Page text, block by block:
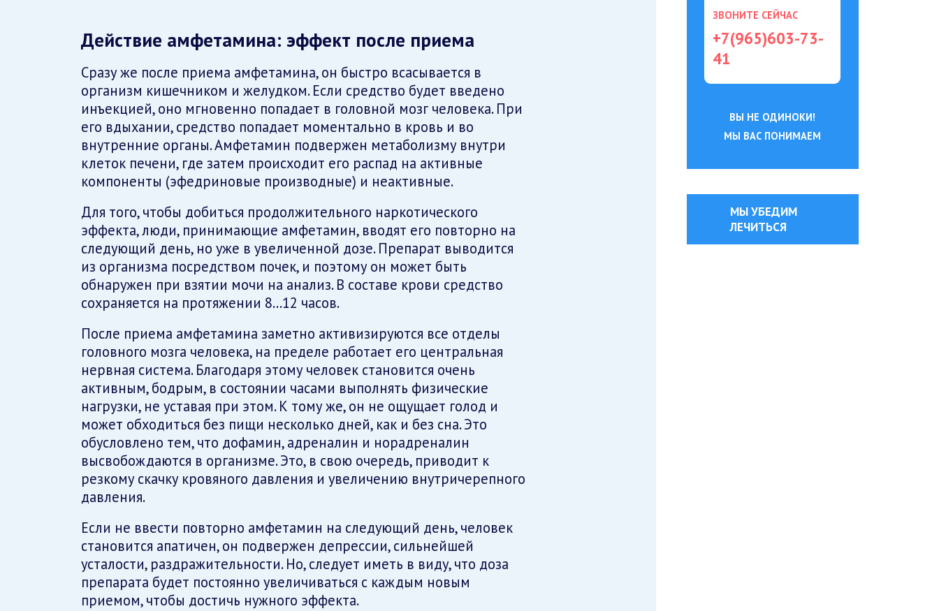
Действие амфетамина: эффект после приема
Сразу же после приема амфетамина, он быстро всасывается в
организм кишечником и желудком. Если средство будет введено
инъекцией, оно мгновенно попадает в головной мозг человека. При
его вдыхании, средство попадает моментально в кровь и во
внутренние органы. Амфетамин подвержен метаболизму внутри
клеток печени, где затем происходит его распад на активные
компоненты (эфедриновые производные) и неактивные.
Для того, чтобы добиться продолжительного наркотического
эффекта, люди, принимающие амфетамин, вводят его повторно на
следующий день, но уже в увеличенной дозе. Препарат выводится
из организма посредством почек, и поэтому он может быть
обнаружен при взятии мочи на анализ. В составе крови средство
сохраняется на протяжении 8…12 часов.
После приема амфетамина заметно активизируются все отделы
головного мозга человека, на пределе работает его центральная
нервная система. Благодаря этому человек становится очень
активным, бодрым, в состоянии часами выполнять физические
нагрузки, не уставая при этом. К тому же, он не ощущает голод и
может обходиться без пищи несколько дней, как и без сна. Это
обусловлено тем, что дофамин, адреналин и норадреналин
высвобождаются в организме. Это, в свою очередь, приводит к
резкому скачку кровяного давления и увеличению внутричерепного
давления.
Если не ввести повторно амфетамин на следующий день, человек
становится апатичен, он подвержен депрессии, сильнейшей
усталости, раздражительности. Но, следует иметь в виду, что доза
препарата будет постоянно увеличиваться с каждым новым
приемом, чтобы достичь нужного эффекта.
ЗВОНИТЕ СЕЙЧАС
+7(965)603-73-
41
ВЫ НЕ ОДИНОКИ!
МЫ ВАС ПОНИМАЕМ
МЫ УБЕДИМ
ЛЕЧИТЬСЯ